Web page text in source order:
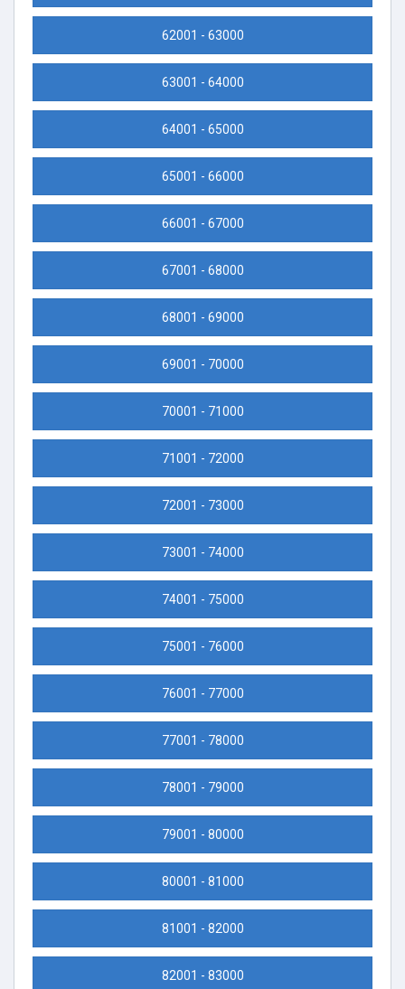
62001 - 63000
63001 - 64000
64001 - 65000
65001 - 66000
66001 - 67000
67001 - 68000
68001 - 69000
69001 - 70000
70001 - 71000
71001 - 72000
72001 - 73000
73001 - 74000
74001 - 75000
75001 - 76000
76001 - 77000
77001 - 78000
78001 - 79000
79001 - 80000
80001 - 81000
81001 - 82000
82001 - 83000